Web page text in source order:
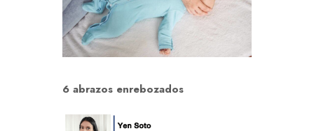
6 abrazos enrebozados